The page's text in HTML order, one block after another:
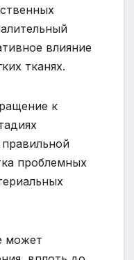
влияние
тканях.
к
проблемных
может